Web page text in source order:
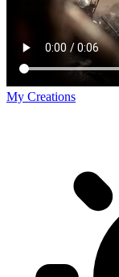
My Creations